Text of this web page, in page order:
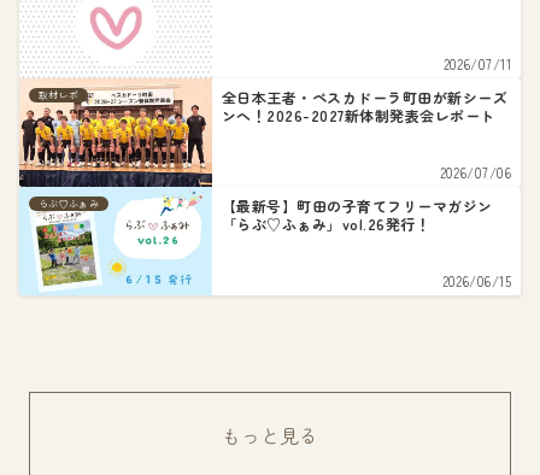
2026/07/11
取材レポ
全日本王者・ペスカドーラ町田が新シーズ
ンへ！2026-2027新体制発表会レポート
2026/07/06
らぶ♡ふぁみ
【最新号】町田の子育てフリーマガジン
「らぶ♡ふぁみ」vol.26発行！
2026/06/15
もっと見る